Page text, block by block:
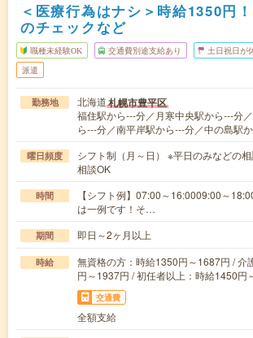
＜医療行為はナシ＞時給1350円
のチェックなど
職種未経験OK 交通費別途支給あり 土日祝日が
派遣
勤務地 北海道札幌市豊平区
福住駅から---分／月寒中央駅から---分
ら---分／南平岸駅から---分／中の島駅
曜日頻度
シフト制（月～日） ※平日のみなどの
相談OK
時間
【シフト例】07:00～16:0009:00～
は一例です！そ…
期間 即日～2ヶ月以上
時給
無資格の方：時給1350円～1687円 / 介
円～1937円 / 初任者以上：時給1450円
交通費
全額支給